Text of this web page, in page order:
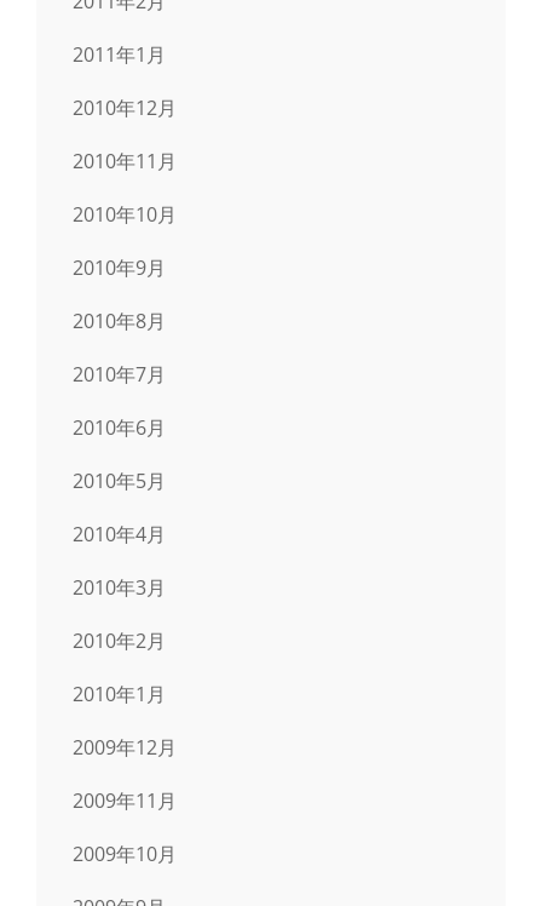
2011年1月
2010年12月
2010年11月
2010年10月
2010年9月
2010年8月
2010年7月
2010年6月
2010年5月
2010年4月
2010年3月
2010年2月
2010年1月
2009年12月
2009年11月
2009年10月